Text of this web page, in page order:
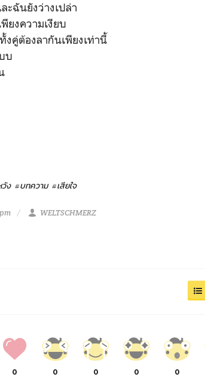
ะฉันยังว่างเปล่า
ยงความเงียบ
งคู่ต้องลากันเพียงเท่านี้
บ
วัง #บทความ #เสียใจ
WELTSCHMERZ
0 0 0 0 0